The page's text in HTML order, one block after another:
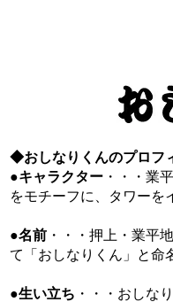
◆おしなりくんのプロフ
●キャラクター ・・・業
をモチーフに、タワーを
●名前 ・・・押上・業平
て「おしなりくん」と命
●生い立ち ・・・おしな